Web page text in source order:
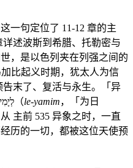
一句定位了 11-12 章的主
述波斯到希腊、托勒密与
，是以色列夹在列强之间的
比起义时期，犹太人为信
末了、复活与永生。「异
象关乎许多日子」，希伯来文 לְיָמִים（le-yamim，「为日
主前 535 异象之时，一直
历的一切，都被这位天使预